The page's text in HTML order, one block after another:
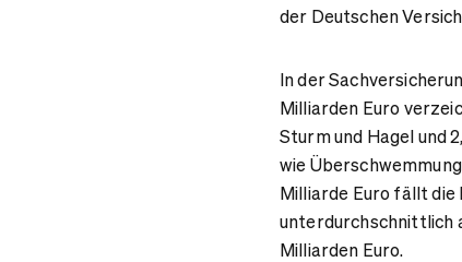
der Deutschen
In der
Milliarden Euro
Sturm und Hagel und
wie
Milliarde Euro fällt
unterdurchschnittlich
Milliarden Euro.